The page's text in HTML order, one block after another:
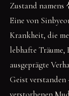
Zustand namens
Eine von
Krankheit, die
lebhafte
ausgeprägte
Geist